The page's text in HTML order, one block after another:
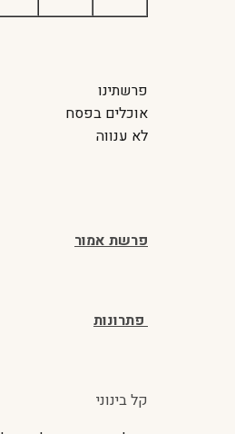
פרשתינו
אוכלים בפסח
לא ענווה
פרשת אמור
פתרונות
קל בינוני